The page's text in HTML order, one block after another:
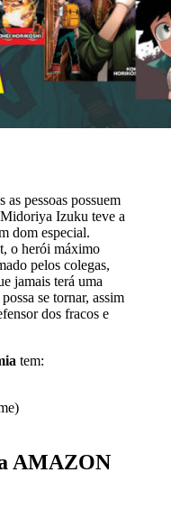
pessoas possuem
Izuku teve a
dom especial.
o herói máximo
pelos colegas,
jamais terá uma
se tornar, assim
dos fracos e
tem:
AMAZON